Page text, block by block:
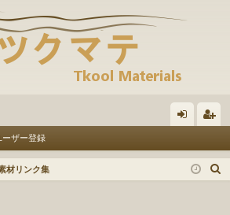
イ ザ
ーザー登録
材リンク集